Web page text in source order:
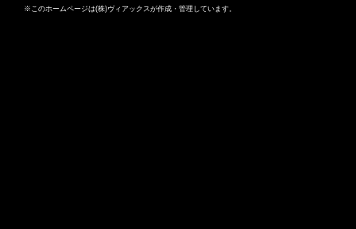
※このホームページは(株)ヴィアックスが作成・管理しています。